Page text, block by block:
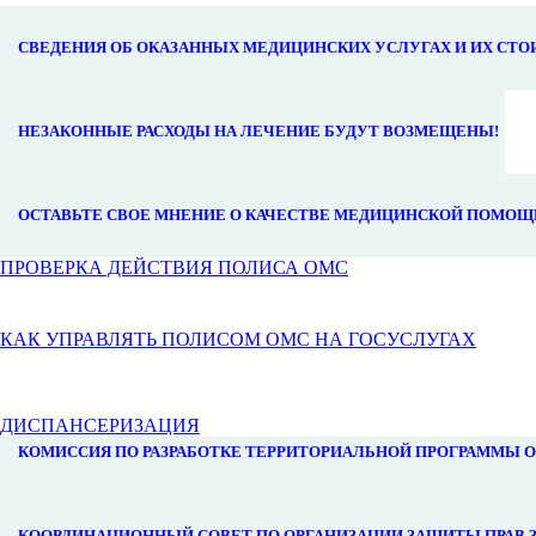
СВЕДЕНИЯ ОБ ОКАЗАННЫХ МЕДИЦИНСКИХ УСЛУГАХ И ИХ
НЕЗАКОННЫЕ РАСХОДЫ НА ЛЕЧЕНИЕ БУДУТ ВОЗМЕЩЕНЫ!
ОСТАВЬТЕ СВОЕ МНЕНИЕ О КАЧЕСТВЕ МЕДИЦИНСКОЙ
ПРОВЕРКА ДЕЙСТВИЯ ПОЛИСА ОМС
КАК УПРАВЛЯТЬ ПОЛИСОМ ОМС НА ГОСУСЛУГАХ
ДИСПАНСЕРИЗАЦИЯ
КОМИССИЯ ПО РАЗРАБОТКЕ ТЕРРИТОРИАЛЬНОЙ ПРОГРАММЫ